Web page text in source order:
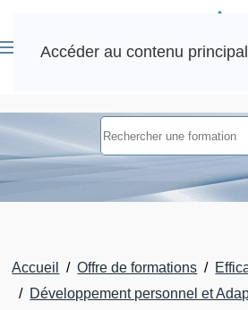
Accéder au contenu principal
Accueil Offre de formations
Développement personnel et